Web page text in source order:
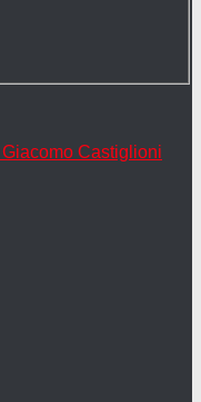
Castiglioni